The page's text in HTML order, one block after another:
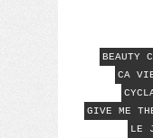
BEAUTY
CA
GIVE ME
LE